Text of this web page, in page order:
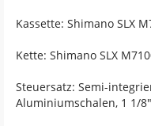
Kassette: Shimano SLX
Kette: Shimano SLX
Steuersatz: Semi-
Aluminiumschalen, 1 1/